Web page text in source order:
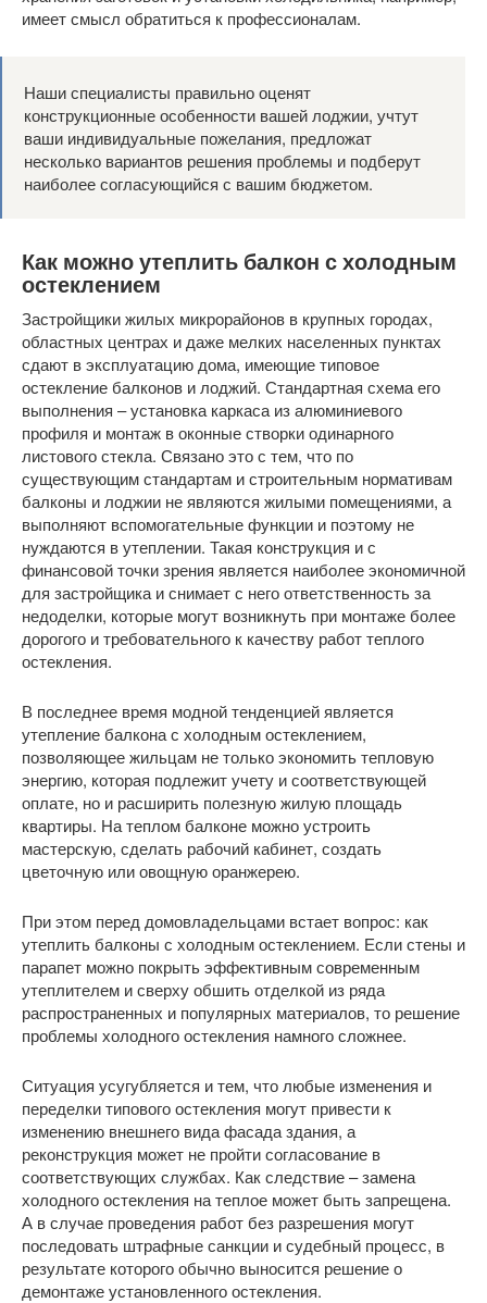
имеет смысл обратиться к профессионалам.
Наши специалисты правильно оценят
конструкционные особенности вашей лоджии, учтут
ваши индивидуальные пожелания, предложат
несколько вариантов решения проблемы и подберут
наиболее согласующийся с вашим бюджетом.
Как можно утеплить балкон с холодным
остеклением
Застройщики жилых микрорайонов в крупных городах,
областных центрах и даже мелких населенных пунктах
сдают в эксплуатацию дома, имеющие типовое
остекление балконов и лоджий. Стандартная схема его
выполнения – установка каркаса из алюминиевого
профиля и монтаж в оконные створки одинарного
листового стекла. Связано это с тем, что по
существующим стандартам и строительным нормативам
балконы и лоджии не являются жилыми помещениями, а
выполняют вспомогательные функции и поэтому не
нуждаются в утеплении. Такая конструкция и с
финансовой точки зрения является наиболее экономичной
для застройщика и снимает с него ответственность за
недоделки, которые могут возникнуть при монтаже более
дорогого и требовательного к качеству работ теплого
остекления.
В последнее время модной тенденцией является
утепление балкона с холодным остеклением,
позволяющее жильцам не только экономить тепловую
энергию, которая подлежит учету и соответствующей
оплате, но и расширить полезную жилую площадь
квартиры. На теплом балконе можно устроить
мастерскую, сделать рабочий кабинет, создать
цветочную или овощную оранжерею.
При этом перед домовладельцами встает вопрос: как
утеплить балконы с холодным остеклением. Если стены и
парапет можно покрыть эффективным современным
утеплителем и сверху обшить отделкой из ряда
распространенных и популярных материалов, то решение
проблемы холодного остекления намного сложнее.
Ситуация усугубляется и тем, что любые изменения и
переделки типового остекления могут привести к
изменению внешнего вида фасада здания, а
реконструкция может не пройти согласование в
соответствующих службах. Как следствие – замена
холодного остекления на теплое может быть запрещена.
А в случае проведения работ без разрешения могут
последовать штрафные санкции и судебный процесс, в
результате которого обычно выносится решение о
демонтаже установленного остекления.